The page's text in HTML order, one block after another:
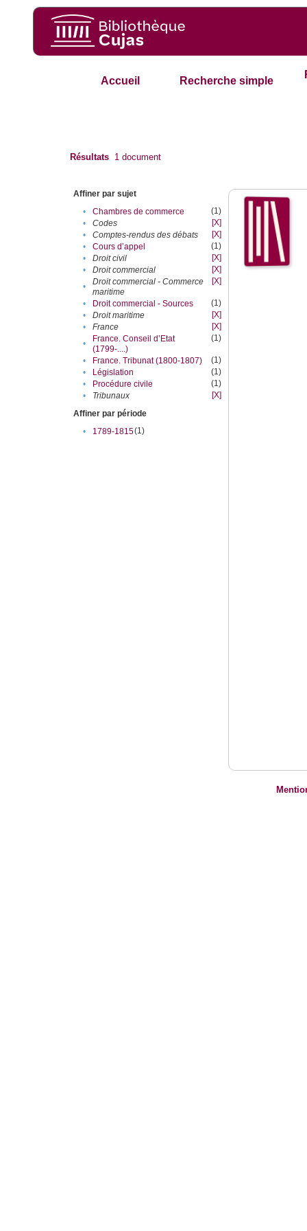
Accueil Recherche simple
Résultats 1 document
Affiner par sujet
•
Chambres de commerce
(1)
•
Codes
[X]
•
Comptes-rendus des débats
[X]
•
Cours d’appel
(1)
•
Droit civil
[X]
•
Droit commercial
[X]
•
Droit commercial - Commerce
maritime
[X]
• Droit commercial - Sources
(1)
•
Droit maritime
[X]
•
France
[X]
•
France. Conseil d’Etat
(1799-....)
(1)
• France. Tribunat (1800-1807)
(1)
•
Législation
(1)
•
Procédure civile
(1)
•
Tribunaux
[X]
Affiner par période
•
1789-1815(1)